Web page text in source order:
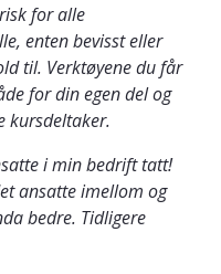
for alle
enten bevisst eller
til. Verktøyene du får
for din egen del og
kursdeltaker.
i min bedrift tatt!
ansatte imellom og
bedre. Tidligere